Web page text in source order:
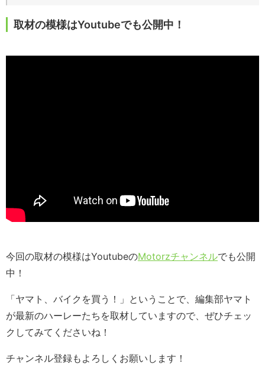
取材の模様はYoutubeでも公開中！
今回の取材の模様はYoutubeのMotorzチャンネルでも公開
中！
「ヤマト、バイクを買う！」ということで、編集部ヤマト
が最新のハーレーたちを取材していますので、ぜひチェッ
クしてみてくださいね！
チャンネル登録もよろしくお願いします！